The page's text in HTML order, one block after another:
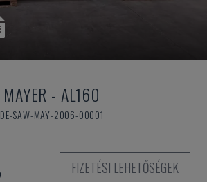
MAYER - AL160
DE-SAW-MAY-2006-00001
FIZETÉSI LEHETŐSÉGEK